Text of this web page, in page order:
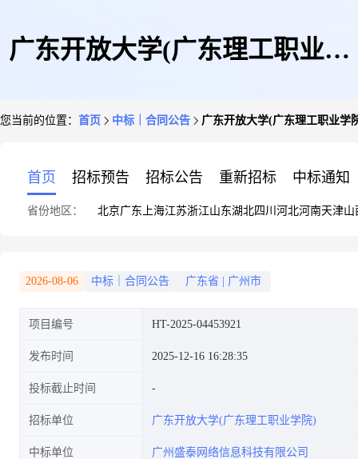
广东开放大学(广东理工职业学
场合同的合同公告
您当前的位置： 首页 中标｜合同公告 广东开放大学(广东理工职业学
首页 招标预告 招标公告 重新招标 中标通知
省份地区： 北京广东 上海江苏浙江山东湖北四川 河北河南天津山
2026-08-06 中标｜合同公告 广东省 广州市
项目编号 HT-2025-04453921
发布时间 2025-12-16 16:28:35
投标截止时间
招标单位 广东开放大学(广东理工职业学院)
中标单位 广州盛泰网络信息科技有限公司